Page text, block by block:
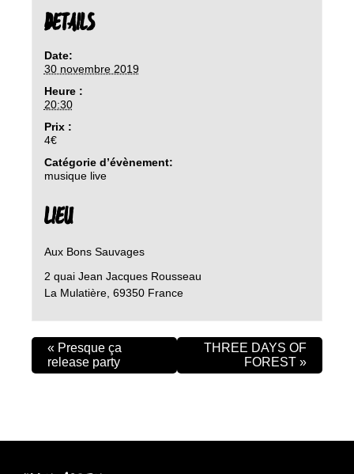
DETAILS
Date:
30 novembre 2019
Heure :
20:30
Prix :
4€
Catégorie d’évènement:
musique live
LIEU
Aux Bons Sauvages
2 quai Jean Jacques Rousseau
La Mulatière, 69350 France
« Presque ça
release party
THREE DAYS OF
FOREST »